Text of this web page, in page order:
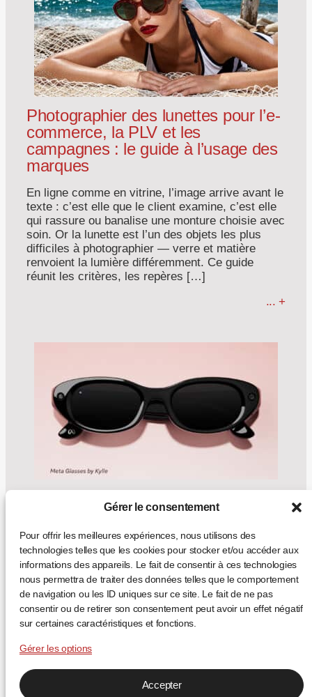
Gérer le consentement
Pour offrir les meilleures expériences, nous utilisons des
technologies telles que les cookies pour stocker et/ou accéder aux
informations des appareils. Le fait de consentir à ces technologies
nous permettra de traiter des données telles que le comportement
de navigation ou les ID uniques sur ce site. Le fait de ne pas
consentir ou de retirer son consentement peut avoir un effet négatif
sur certaines caractéristiques et fonctions.
Gérer les options
Accepter
Photographier des lunettes pour l’e-
commerce, la PLV et les
campagnes : le guide à l’usage des
marques
En ligne comme en vitrine, l’image arrive avant le
texte : c’est elle que le client examine, c’est elle
qui rassure ou banalise une monture choisie avec
soin. Or la lunette est l’un des objets les plus
difficiles à photographier — verre et matière
renvoient la lumière différemment. Ce guide
réunit les critères, les repères […]
... +
Meta Glasses : EssilorLuxottica et
Meta lancent une marque de
lunettes IA à part entière
Le 23 juin 2026, Meta et EssilorLuxottica ont
dévoilé Meta Glasses, une nouvelle ligne de
lunettes intelligentes. Après les Ray-Ban Meta et
les Oakley Meta, c’est la première fois que le
wearable porte directement le nom de Meta —
signe que la lunette connectée s’affirme comme
une catégorie optique autonome, et non plus
comme un […]